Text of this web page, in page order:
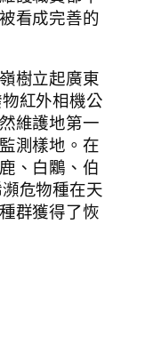
看成完善的
樹立起廣東
紅外相機公
維護地第一
測樣地。在
、白鷴、伯
危物種在天
群獲得了恢